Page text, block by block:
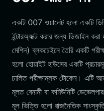
একটি 007 ওয়ালেট হলো একটি
ইন্টারঅ্যাক্ট করার জন্য ডিজাইন
মেশিন) ব্লকচেইনে তৈরি একটি
হলো হোয়াইট হাউসের একটি
চালিত পরীক্ষামূলক টোকেন। এটি
মূলত বেনামী বা কমিউনিটি
মূল ভিত্তি হলো রাজনৈতিক